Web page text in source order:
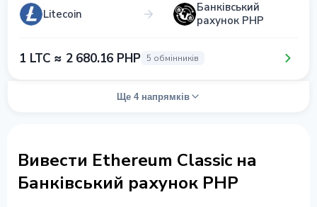
Litecoin
Банківський
рахунок PHP
1 LTC ≈ 2 680.16 PHP 5 обмінників
Ще 4 напрямків
Вивести Ethereum Classic на
Банківський рахунок PHP